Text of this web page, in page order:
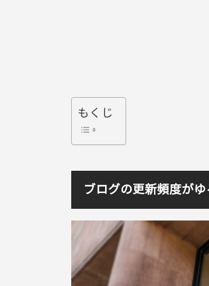
もくじ
ブログの更新頻度が